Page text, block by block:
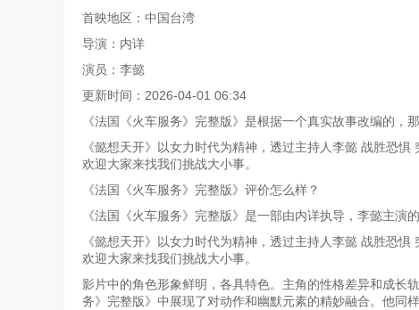
首映地区：中国台湾
导演：内详
演员：李懿
更新时间：2026-04-01 06:34
《法国《火车服务》完整版》是根据一个真实故事改编的
《懿想天开》以女力时代为精神，透过主持人李懿 战胜恐
欢迎大家来找我们挑战大小事。
《法国《火车服务》完整版》评价怎么样？
《法国《火车服务》完整版》是一部由内详执导，李懿主
《懿想天开》以女力时代为精神，透过主持人李懿 战胜恐
欢迎大家来找我们挑战大小事。
影片中的角色形象鲜明，各具特色。主角的性格差异和成长
务》完整版》中展现了对动作和幽默元素的精妙融合。他同